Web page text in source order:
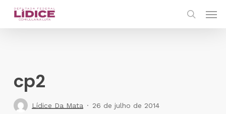
Skip
cp2
Lídice Da Mata 26 de julho de 2014